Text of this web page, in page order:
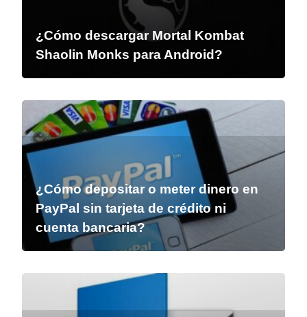
¿Cómo descargar Mortal Kombat
Shaolin Monks para Android?
¿Cómo depositar o meter dinero en
PayPal sin tarjeta de crédito ni
cuenta bancaria?